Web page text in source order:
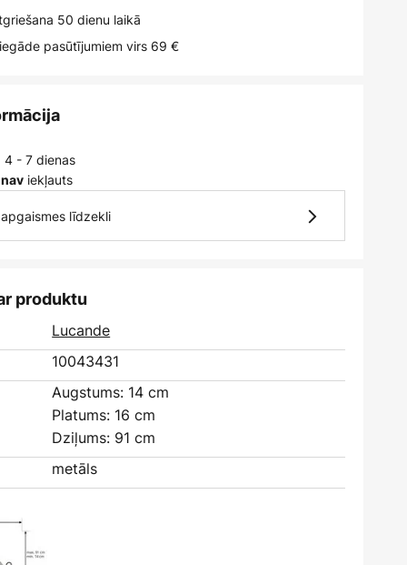
50 dienu laikā
pasūtījumiem virs 69 €
4 - 7 dienas
iekļauts
līdzekli
produktu
Lucande
10043431
Augstums: 14 cm
Platums: 16 cm
Dziļums: 91 cm
metāls